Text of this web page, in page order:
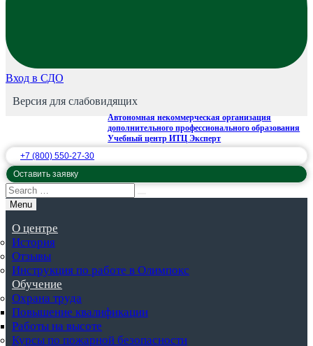
Вход в СДО
Версия для слабовидящих
Автономная некоммерческая организация
дополнительного профессионального образования
Учебный центр ИТЦ Эксперт
+7 (800) 550-27-30
Оставить заявку
Menu
О центре
История
Отзывы
Инструкция по работе в Олимпокс
Обучение
Охрана труда
Повышение квалификации
Работы на высоте
Курсы по пожарной безопасности